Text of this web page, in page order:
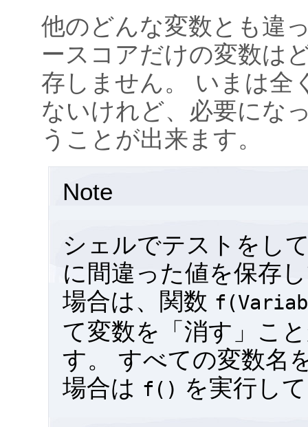
他のどんな変数とも違
ースコアだけの変数は
存しません。 いまは全
ないけれど、必要にな
うことが出来ます。
Note
シェルでテストをし
に間違った値を保存
場合は、関数
て変数を「消す」こ
す。 すべての変数名
場合は f() を実行し